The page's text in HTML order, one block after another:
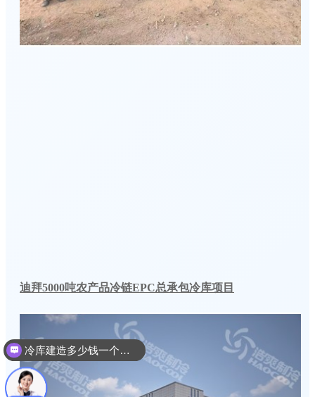
迪拜5000吨农产品冷链EPC总承包冷库项目
冷库建造多少钱一个平方